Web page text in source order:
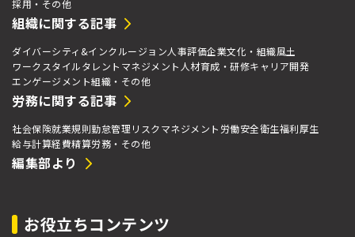
採用・その他
組織に関する記事
ダイバーシティ&インクルージョン人事評価企業文化・組織風土
ワークスタイルタレントマネジメント 人材育成・研修キャリア開発
エンゲージメント組織・その他
労務に関する記事
社会保険就業規則勤怠管理 リスクマネジメント 労働安全衛生福利厚生
給与計算経費精算労務・その他
編集部より
お役立ちコンテンツ